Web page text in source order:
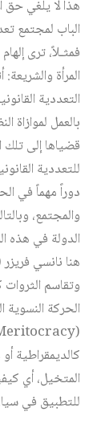
هذا لا يلغي حق
الباب لمجتمع
المرأة
التعددية
بالعمل لموازاة
قضياها إلى
للتعددية
دوراً مهماً في
والمجتمع،
الدولة في
وتقاسم الثروات
الحركة النسوية
كالديمقراطية
المتخيل، أي
للتطبيق في